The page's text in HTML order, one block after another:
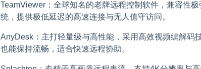
TeamViewer：全球知名的老牌远程控制软件，兼容性
统，提供极低延迟的高速连接与无人值守访问。
AnyDesk：主打轻量级与高性能，采用高效视频编解码
也能保持流畅，适合快速远程协助。